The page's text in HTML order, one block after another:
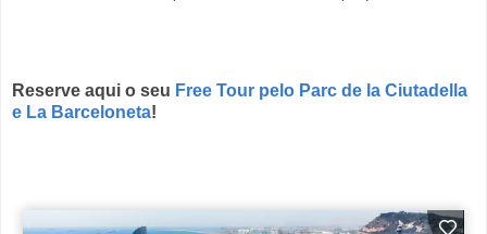
Reserve aqui o seu Free Tour pelo Parc de la Ciutadella
e La Barceloneta!